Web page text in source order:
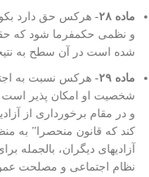
ماده ۲۸-
هرکس حق دارد
و نظمی حکمفرما شود که
شده است در آن سطح به
ماده ۲۹-
هرکس نسبت به
شخصیت او امکان پذیر است
و در مقام برخورداری از
کند که قانون منحصرا” به
آزادیهای دیگران، بالجمله
نظام اجتماعی و مصلحت